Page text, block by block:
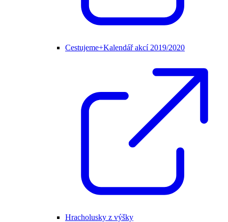
Cestujeme+Kalendář akcí 2019/2020
Hracholusky z výšky